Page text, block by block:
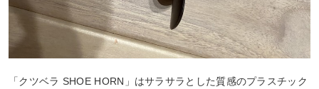
「クツベラ SHOE HORN」はサラサラとした質感のプラスチック